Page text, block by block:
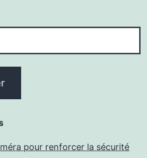
pour renforcer la sécurité